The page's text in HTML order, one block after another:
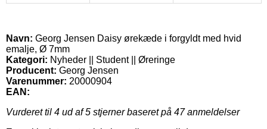
Navn: Georg Jensen Daisy ørekæde i forgyldt med hvid
emalje, Ø 7mm
Kategori: Nyheder || Student || Øreringe
Producent: Georg Jensen
Varenummer: 20000904
EAN:
Vurderet til 4 ud af 5 stjerner baseret på 47anmeldelser